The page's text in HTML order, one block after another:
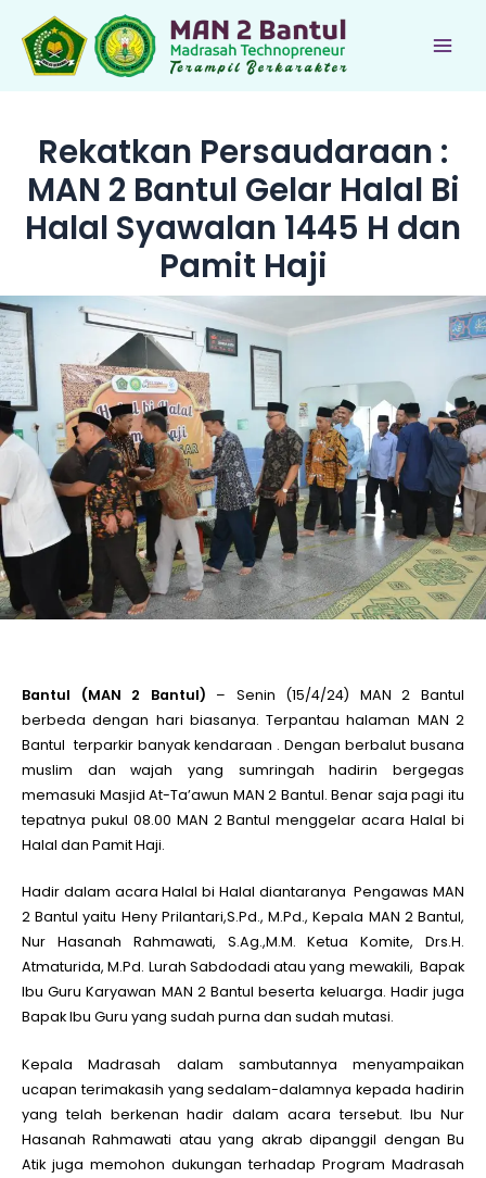
konten
Rekatkan Persaudaraan :
MAN 2 Bantul Gelar Halal Bi
Halal Syawalan 1445 H dan
Pamit Haji
Bantul (MAN 2 Bantul) – Senin (15/4/24) MAN 2 Bantul
berbeda dengan hari biasanya. Terpantau halaman MAN 2
Bantul terparkir banyak kendaraan . Dengan berbalut busana
muslim dan wajah yang sumringah hadirin bergegas
memasuki Masjid At-Ta’awun MAN 2 Bantul. Benar saja pagi itu
tepatnya pukul 08.00 MAN 2 Bantul menggelar acara Halal bi
Halal dan Pamit Haji.
Hadir dalam acara Halal bi Halal diantaranya Pengawas MAN
2 Bantul yaitu Heny Prilantari,S.Pd., M.Pd., Kepala MAN 2 Bantul,
Nur Hasanah Rahmawati, S.Ag.,M.M. Ketua Komite, Drs.H.
Atmaturida, M.Pd. Lurah Sabdodadi atau yang mewakili, Bapak
Ibu Guru Karyawan MAN 2 Bantul beserta keluarga. Hadir juga
Bapak Ibu Guru yang sudah purna dan sudah mutasi.
Kepala Madrasah dalam sambutannya menyampaikan
ucapan terimakasih yang sedalam-dalamnya kepada hadirin
yang telah berkenan hadir dalam acara tersebut. Ibu Nur
Hasanah Rahmawati atau yang akrab dipanggil dengan Bu
Atik juga memohon dukungan terhadap Program Madrasah